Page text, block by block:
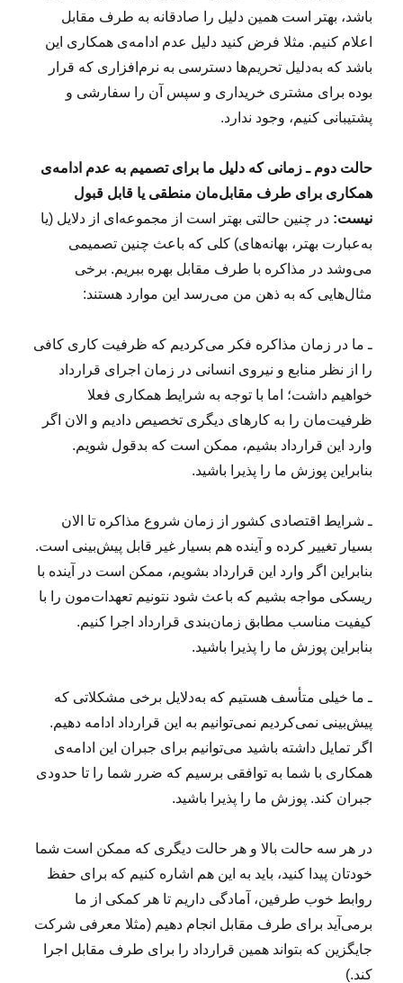
باشد، بهتر است همین دلیل را صادقانه به طرف مقابل
اعلام کنیم. مثلا فرض کنید دلیل عدم ادامه‌ی همکاری این
باشد که به‌دلیل تحریم‌ها دسترسی به نرم‌افزاری که قرار
بوده برای مشتری خریداری و سپس آن را سفارشی و
پشتیبانی کنیم، وجود ندارد.
حالت دوم ـ زمانی که دلیل ما برای تصمیم به عدم ادامه‌ی
همکاری برای طرف مقابل‌مان منطقی یا قابل قبول
نیست: در چنین حالتی بهتر است از مجموعه‌ای از دلایل (یا
به‌عبارت بهتر، بهانه‌های) کلی که باعث چنین تصمیمی
می‌وشد در مذاکره با طرف مقابل بهره ببریم. برخی
مثال‌هایی که به ذهن من می‌رسد این موارد هستند:
ـ ما در زمان مذاکره فکر می‌کردیم که ظرفیت کاری کافی
را از نظر منابع و نیروی انسانی در زمان اجرای قرارداد
خواهیم داشت؛ اما با توجه به شرایط همکاری فعلا
ظرفیت‌مان را به کارهای دیگری تخصیص دادیم و الان اگر
وارد این قرارداد بشیم، ممکن‌ است که بدقول شویم.
بنابراین پوزش ما را پذیرا باشید.
ـ شرایط اقتصادی کشور از زمان شروع مذاکره تا الان
بسیار تغییر کرده و آینده هم بسیار غیر قابل پیش‌بینی است.
بنابراین اگر وارد این قرارداد بشویم، ممکن‌ است در آینده با
ریسکی مواجه بشیم که باعث شود نتونیم تعهدات‌مون را با
کیفیت مناسب مطابق زمان‌بندی قرارداد اجرا کنیم.
بنابراین پوزش ما را پذیرا باشید.
ـ ما خیلی متأسف هستیم که به‌دلایل برخی مشکلاتی که
پیش‌بینی نمی‌کردیم نمی‌توانیم به این قرارداد ادامه دهیم.
اگر تمایل داشته باشید می‌توانیم برای جبران این ادامه‌ی
همکاری با شما به توافقی برسیم که ضرر شما را تا حدودی
جبران کند. پوزش ما را پذیرا باشید.
در هر سه حالت بالا و هر حالت دیگری که ممکن است شما
خودتان پیدا کنید، باید به این هم اشاره کنیم که برای حفظ
روابط خوب طرفین، آمادگی داریم تا هر کمکی از ما
برمی‌آید برای طرف مقابل انجام دهیم (مثلا معرفی شرکت
جایگزین که بتواند همین قرارداد را برای طرف مقابل اجرا
کند.)